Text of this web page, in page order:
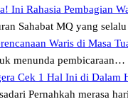
Ini Rahasia Pembagian
Sahabat MQ yang
Waris di Masa
menunda pembicaraan…
Cek 1 Hal Ini di
Pernahkah merasa